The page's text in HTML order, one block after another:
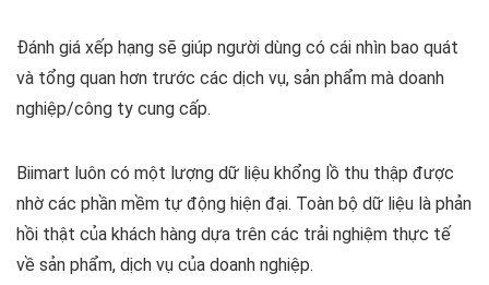
Đánh giá xếp hạng sẽ giúp người dùng có cái nhìn bao quát
và tổng quan hơn trước các dịch vụ, sản phẩm mà doanh
nghiệp/công ty cung cấp.
Biimart luôn có một lượng dữ liệu khổng lồ thu thập được
nhờ các phần mềm tự động hiện đại. Toàn bộ dữ liệu là phản
hồi thật của khách hàng dựa trên các trải nghiệm thực tế
về sản phẩm, dịch vụ của doanh nghiệp.